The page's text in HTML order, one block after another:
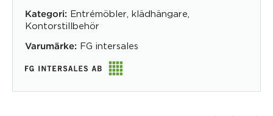
Kategori: Entrémöbler klädhängare
Kontorstillbehör
Varumärke: FG intersales